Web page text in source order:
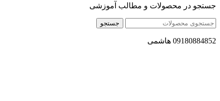
جستجو در محصولات و مطالب آموزشی
جستجو
09180884852 هاشمی